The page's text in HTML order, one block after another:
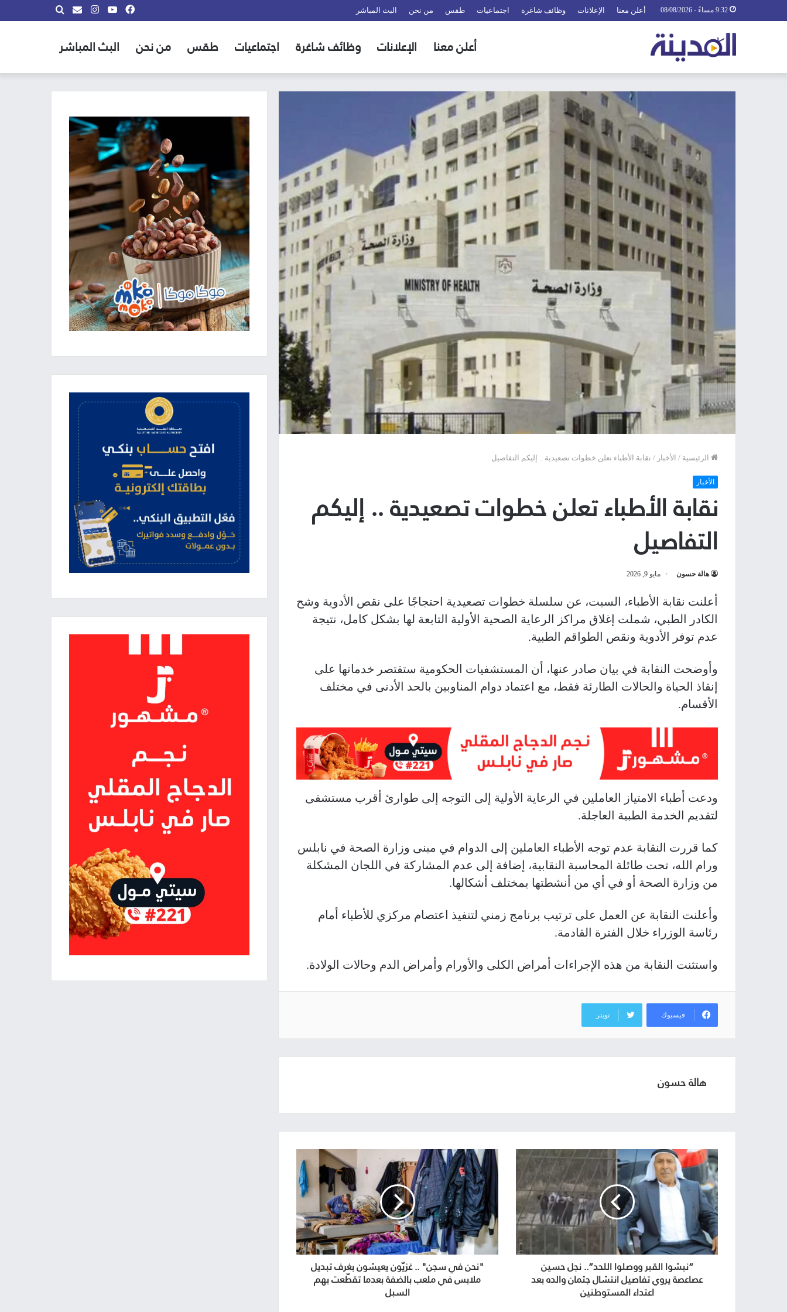
أعلن معنا الإعلانات وظائف شاغرة اجتماعيات طقس من نحن البث المباشر بحث
info@almadina.tvانستقراميوتيوب
فيسبوك
أعلن معنا الإعلانات وظائف شاغرة اجتماعيات طقس من نحن البث المباشر
الرئيسية / الأخبار / نقابة الأطباء تعلن خطوات تصعيدية .. إليكم التفاصيل
الأخبار
نقابة الأطباء تعلن خطوات تصعيدية .. إليكم
التفاصيل
هالة حسون مايو 9, 2026
أعلنت نقابة الأطباء، السبت، عن سلسلة خطوات تصعيدية احتجاجًا على نقص الأدوية وشح
الكادر الطبي، شملت إغلاق مراكز الرعاية الصحية الأولية التابعة لها بشكل كامل، نتيجة
عدم توفر الأدوية ونقص الطواقم الطبية.
وأوضحت النقابة في بيان صادر عنها، أن المستشفيات الحكومية ستقتصر خدماتها على
إنقاذ الحياة والحالات الطارئة فقط، مع اعتماد دوام المناوبين بالحد الأدنى في مختلف
الأقسام.
ودعت أطباء الامتياز العاملين في الرعاية الأولية إلى التوجه إلى طوارئ أقرب مستشفى
لتقديم الخدمة الطبية العاجلة.
كما قررت النقابة عدم توجه الأطباء العاملين إلى الدوام في مبنى وزارة الصحة في نابلس
ورام الله، تحت طائلة المحاسبة النقابية، إضافة إلى عدم المشاركة في اللجان المشكلة
من وزارة الصحة أو في أي من أنشطتها بمختلف أشكالها.
وأعلنت النقابة عن العمل على ترتيب برنامج زمني لتنفيذ اعتصام مركزي للأطباء أمام
رئاسة الوزراء خلال الفترة القادمة.
واستثنت النقابة من هذه الإجراءات أمراض الكلى والأورام وأمراض الدم وحالات الولادة.
فيسبوك تويتر
هالة حسون
“نبشوا القبر ووصلوا اللحد”.. نجل حسين
عصاعصة يروي تفاصيل انتشال جثمان والده بعد
اعتداء المستوطنين
"نحن في سجن" .. غزيّون يعيشون بغرف تبديل
ملابس في ملعب بالضفة بعدما تقطّعت بهم
السبل